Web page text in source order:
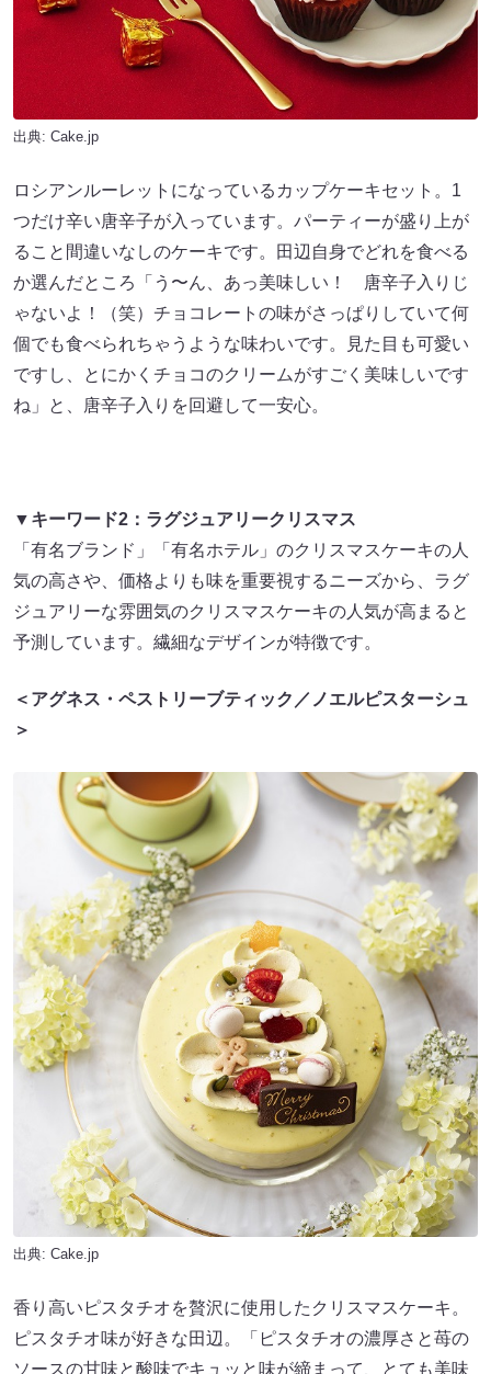
出典: Cake.jp
ロシアンルーレットになっているカップケーキセット。1
つだけ辛い唐辛子が入っています。パーティーが盛り上が
ること間違いなしのケーキです。田辺自身でどれを食べる
か選んだところ「う〜ん、あっ美味しい！ 唐辛子入りじ
ゃないよ！（笑）チョコレートの味がさっぱりしていて何
個でも食べられちゃうような味わいです。見た目も可愛い
ですし、とにかくチョコのクリームがすごく美味しいです
ね」と、唐辛子入りを回避して一安心。
▼キーワード2：ラグジュアリークリスマス
「有名ブランド」「有名ホテル」のクリスマスケーキの人
気の高さや、価格よりも味を重要視するニーズから、ラグ
ジュアリーな雰囲気のクリスマスケーキの人気が高まると
予測しています。繊細なデザインが特徴です。
＜アグネス・ペストリーブティック／ノエルピスターシュ
＞
出典: Cake.jp
香り高いピスタチオを贅沢に使用したクリスマスケーキ。
ピスタチオ味が好きな田辺。「ピスタチオの濃厚さと苺の
ソースの甘味と酸味でキュッと味が締まって、とても美味